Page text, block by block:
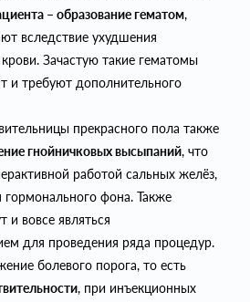
– образование гематом,
вследствие ухудшения
Зачастую такие гематомы
и требуют дополнительного
прекрасного пола также
гнойничковых высыпаний, что
работой сальных желёз,
гормонального фона. Также
и вовсе являться
для проведения ряда процедур.
болевого порога, то есть
, при инъекционных